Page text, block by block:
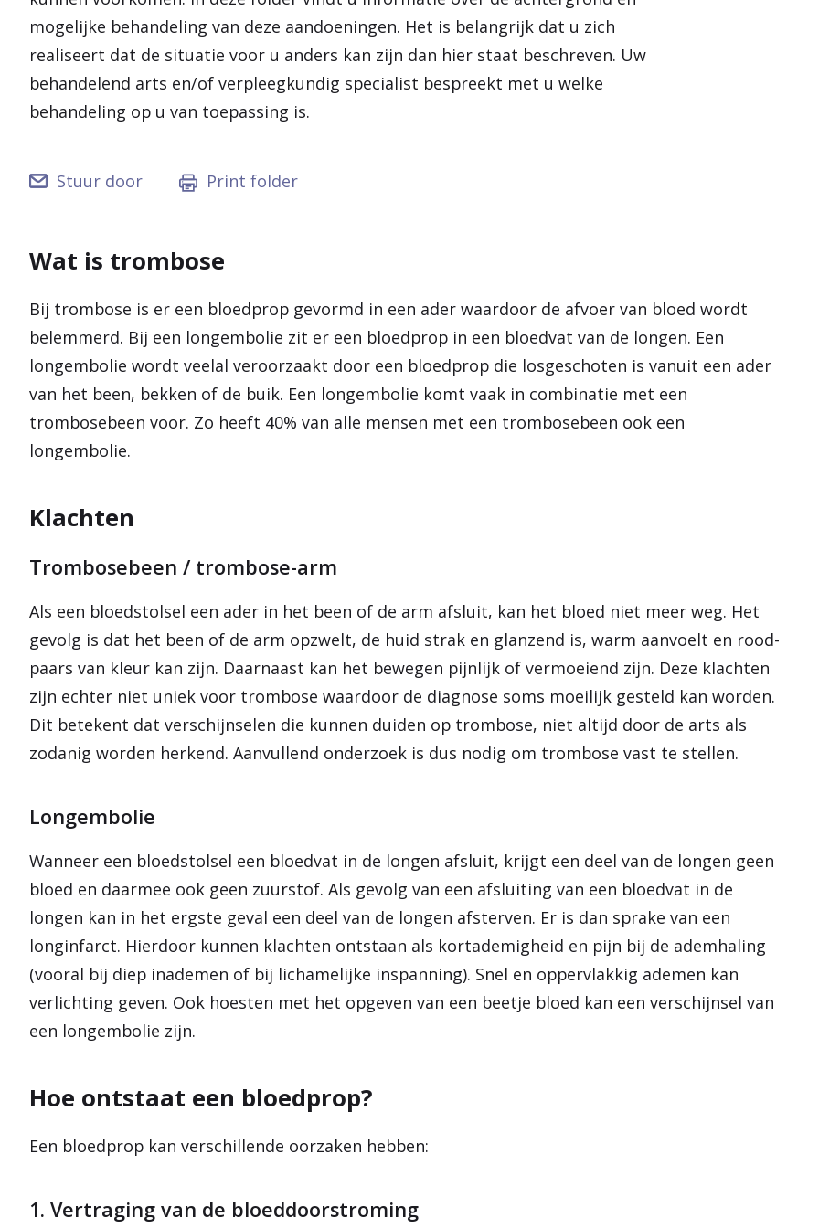
mogelijke behandeling van deze aandoeningen. Het is belangrijk dat u zich
realiseert dat de situatie voor u anders kan zijn dan hier staat beschreven. Uw
behandelend arts en/of verpleegkundig specialist bespreekt met u welke
behandeling op u van toepassing is.
Stuur door Print folder
Wat is trombose
Bij trombose is er een bloedprop gevormd in een ader waardoor de afvoer van bloed wordt
belemmerd. Bij een longembolie zit er een bloedprop in een bloedvat van de longen. Een
longembolie wordt veelal veroorzaakt door een bloedprop die losgeschoten is vanuit een ader
van het been, bekken of de buik. Een longembolie komt vaak in combinatie met een
trombosebeen voor. Zo heeft 40% van alle mensen met een trombosebeen ook een
longembolie.
Klachten
Trombosebeen / trombose-arm
Als een bloedstolsel een ader in het been of de arm afsluit, kan het bloed niet meer weg. Het
gevolg is dat het been of de arm opzwelt, de huid strak en glanzend is, warm aanvoelt en rood-
paars van kleur kan zijn. Daarnaast kan het bewegen pijnlijk of vermoeiend zijn. Deze klachten
zijn echter niet uniek voor trombose waardoor de diagnose soms moeilijk gesteld kan worden.
Dit betekent dat verschijnselen die kunnen duiden op trombose, niet altijd door de arts als
zodanig worden herkend. Aanvullend onderzoek is dus nodig om trombose vast te stellen.
Longembolie
Wanneer een bloedstolsel een bloedvat in de longen afsluit, krijgt een deel van de longen geen
bloed en daarmee ook geen zuurstof. Als gevolg van een afsluiting van een bloedvat in de
longen kan in het ergste geval een deel van de longen afsterven. Er is dan sprake van een
longinfarct. Hierdoor kunnen klachten ontstaan als kortademigheid en pijn bij de ademhaling
(vooral bij diep inademen of bij lichamelijke inspanning). Snel en oppervlakkig ademen kan
verlichting geven. Ook hoesten met het opgeven van een beetje bloed kan een verschijnsel van
een longembolie zijn.
Hoe ontstaat een bloedprop?
Een bloedprop kan verschillende oorzaken hebben:
1. Vertraging van de bloeddoorstroming